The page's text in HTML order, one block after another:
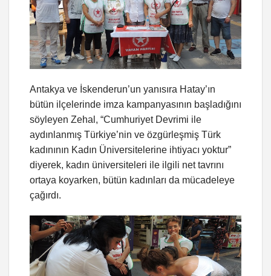
Antakya ve İskenderun’un yanısıra Hatay’ın
bütün ilçelerinde imza kampanyasının başladığını
söyleyen Zehal, “Cumhuriyet Devrimi ile
aydınlanmış Türkiye’nin ve özgürleşmiş Türk
kadınının Kadın Üniversitelerine ihtiyacı yoktur”
diyerek, kadın üniversiteleri ile ilgili net tavrını
ortaya koyarken, bütün kadınları da mücadeleye
çağırdı.